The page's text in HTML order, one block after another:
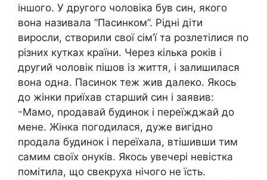
іншого. У другого чоловіка був син, якого
вона називала “Пасинком”. Рідні діти
виросли, створили свої сім’ї та розлетілися по
різних кутках країни. Через кілька років і
другий чоловік пішов із життя, і залишилася
вона одна. Пасинок теж жив далеко. Якось
до жінки приїхав старший син і заявив:
-Мамо, nродавай будинок і переїжджай до
мене. Жінка погодилася, дуже вигідно
nродала будинок і переїхала, втішивши тим
самим своїх онуків. Якось увечері невістка
помітила, що свекруха нічого не їсть.